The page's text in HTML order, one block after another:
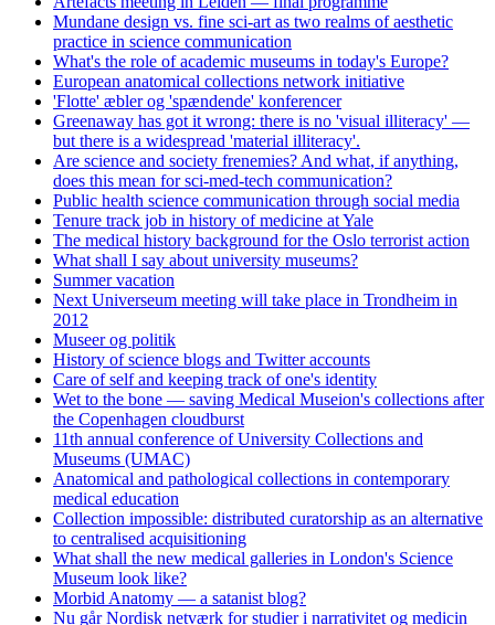
Mundane design vs. fine sci-art as two realms of aesthetic
practice in science communication
What's the role of academic museums in today's Europe?
European anatomical collections network initiative
'Flotte' æbler og 'spændende' konferencer
Greenaway has got it wrong: there is no 'visual illiteracy' —
but there is a widespread 'material illiteracy'.
Are science and society frenemies? And what, if anything,
does this mean for sci-med-tech communication?
Public health science communication through social media
Tenure track job in history of medicine at Yale
The medical history background for the Oslo terrorist action
What shall I say about university museums?
Summer vacation
Next Universeum meeting will take place in Trondheim in
2012
Museer og politik
History of science blogs and Twitter accounts
Care of self and keeping track of one's identity
Wet to the bone — saving Medical Museion's collections after
the Copenhagen cloudburst
11th annual conference of University Collections and
Museums (UMAC)
Anatomical and pathological collections in contemporary
medical education
Collection impossible: distributed curatorship as an alternative
to centralised acquisitioning
What shall the new medical galleries in London's Science
Museum look like?
Morbid Anatomy — a satanist blog?
Nu går Nordisk netværk for studier i narrativitet og medicin